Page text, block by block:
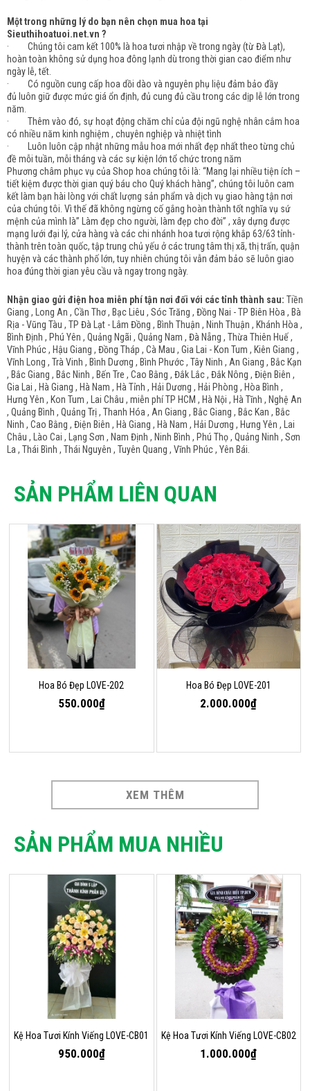
Một trong những lý do bạn nên chọn mua hoa tại
Sieuthihoatuoi.net.vn ?
· Chúng tôi cam kết 100% là hoa tươi nhập về trong ngày (từ Đà Lạt),
hoàn toàn không sử dụng hoa đông lạnh dù trong thời gian cao điểm như
ngày lễ, tết.
· Có nguồn cung cấp hoa dồi dào và nguyên phụ liệu đảm bảo đầy
đủ luôn giữ được mức giá ổn định, đủ cung đủ cầu trong các dịp lễ lớn trong
năm.
· Thêm vào đó, sự hoạt động chăm chỉ của đội ngũ nghệ nhân cắm hoa
có nhiều năm kinh nghiệm , chuyên nghiệp và nhiệt tình
· Luôn luôn cập nhật những mẫu hoa mới nhất đẹp nhất theo từng chủ
đề mỗi tuần, mỗi tháng và các sự kiện lớn tổ chức trong năm
Phương châm phục vụ của Shop hoa chúng tôi là: “Mang lại nhiều tiện ích –
tiết kiệm được thời gian quý báu cho Quý khách hàng”, chúng tôi luôn cam
kết làm bạn hài lòng với chất lượng sản phẩm và dịch vụ giao hàng tận nơi
của chúng tôi. Vì thế đã không ngừng cố gắng hoàn thành tốt nghĩa vụ sứ
mệnh của mình là” Làm đẹp cho người, làm đẹp cho đời” , xây dựng được
mạng lưới đại lý, cửa hàng và các chi nhánh hoa tươi rộng khắp 63/63 tỉnh-
thành trên toàn quốc, tập trung chủ yếu ở các trung tâm thị xã, thị trấn, quận
huyện và các thành phố lớn, tuy nhiên chúng tôi vẫn đảm bảo sẽ luôn giao
hoa đúng thời gian yêu cầu và ngay trong ngày.
Nhận giao gửi điện hoa miễn phí tận nơi đối với các tỉnh thành sau: Tiền
Giang , Long An , Cần Thơ , Bạc Liêu , Sóc Trăng , Đồng Nai - TP Biên Hòa , Bà
Rịa - Vũng Tàu , TP Đà Lạt - Lâm Đồng , Bình Thuận , Ninh Thuận , Khánh Hòa ,
Bình Định , Phú Yên , Quảng Ngãi , Quảng Nam , Đà Nẵng , Thừa Thiên Huế ,
Vĩnh Phúc , Hậu Giang , Đồng Tháp , Cà Mau , Gia Lai - Kon Tum , Kiên Giang ,
Vĩnh Long , Trà Vinh , Bình Dương , Bình Phước , Tây Ninh , An Giang , Bắc Kạn
, Bắc Giang , Bắc Ninh , Bến Tre , Cao Bằng , Đắk Lắc , Đắk Nông , Điện Biên ,
Gia Lai , Hà Giang , Hà Nam , Hà Tỉnh , Hải Dương , Hải Phòng , Hòa Bình ,
Hưng Yên , Kon Tum , Lai Châu , miễn phí TP HCM , Hà Nội , Hà Tĩnh , Nghệ An
, Quảng Bình , Quảng Trị , Thanh Hóa , An Giang , Bắc Giang , Bắc Kan , Bắc
Ninh , Cao Bằng , Điện Biên , Hà Giang , Hà Nam , Hải Dương , Hưng Yên , Lai
Châu , Lào Cai , Lạng Sơn , Nam Định , Ninh Bình , Phú Thọ , Quảng Ninh , Sơn
La , Thái Bình , Thái Nguyên , Tuyên Quang , Vĩnh Phúc , Yên Bái.
SẢN PHẨM LIÊN QUAN
Hoa Bó Đẹp LOVE-202
550.000₫
Hoa Bó Đẹp LOVE-201
2.000.000₫
XEM THÊM
SẢN PHẨM MUA NHIỀU
Kệ Hoa Tươi Kính Viếng LOVE-CB01
950.000₫
Kệ Hoa Tươi Kính Viếng LOVE-CB02
1.000.000₫